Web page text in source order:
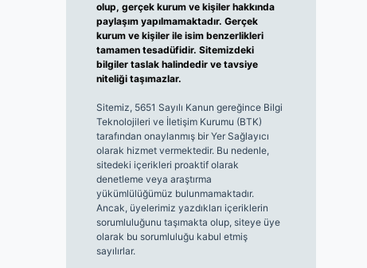
olup, gerçek kurum ve kişiler hakkında
paylaşım yapılmamaktadır. Gerçek
kurum ve kişiler ile isim benzerlikleri
tamamen tesadüfidir. Sitemizdeki
bilgiler taslak halindedir ve tavsiye
niteliği taşımazlar.
Sitemiz, 5651 Sayılı Kanun gereğince Bilgi
Teknolojileri ve İletişim Kurumu (BTK)
tarafından onaylanmış bir Yer Sağlayıcı
olarak hizmet vermektedir. Bu nedenle,
sitedeki içerikleri proaktif olarak
denetleme veya araştırma
yükümlülüğümüz bulunmamaktadır.
Ancak, üyelerimiz yazdıkları içeriklerin
sorumluluğunu taşımakta olup, siteye üye
olarak bu sorumluluğu kabul etmiş
sayılırlar.